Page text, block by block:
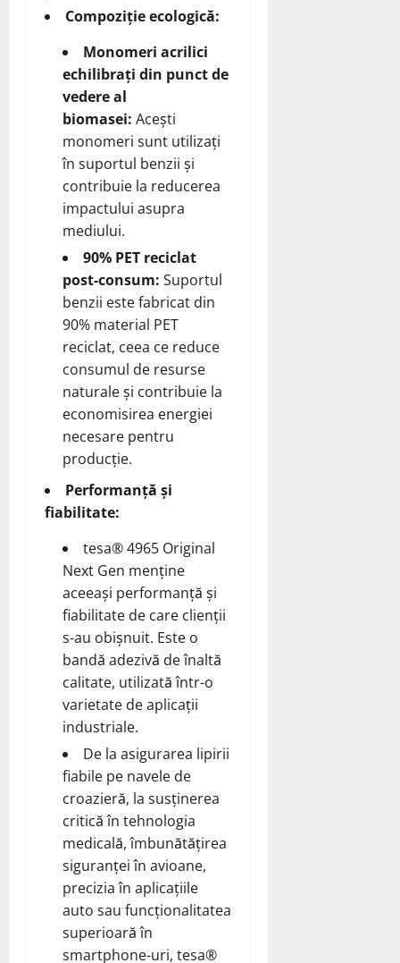
Compoziție ecologică:
Monomeri acrilici
echilibrați din punct de
vedere al
biomasei: Acești
monomeri sunt utilizați
în suportul benzii și
contribuie la reducerea
impactului asupra
mediului.
90% PET reciclat
post-consum: Suportul
benzii este fabricat din
90% material PET
reciclat, ceea ce reduce
consumul de resurse
naturale și contribuie la
economisirea energiei
necesare pentru
producție.
Performanță și
fiabilitate:
tesa® 4965 Original
Next Gen menține
aceeași performanță și
fiabilitate de care clienții
s-au obișnuit. Este o
bandă adezivă de înaltă
calitate, utilizată într-o
varietate de aplicații
industriale.
De la asigurarea lipirii
fiabile pe navele de
croazieră, la susținerea
critică în tehnologia
medicală, îmbunătățirea
siguranței în avioane,
precizia în aplicațiile
auto sau funcționalitatea
superioară în
smartphone-uri, tesa®